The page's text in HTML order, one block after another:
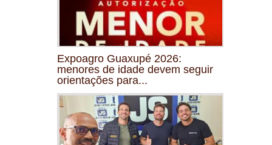
Expoagro Guaxupé 2026:
menores de idade devem seguir
orientações para...